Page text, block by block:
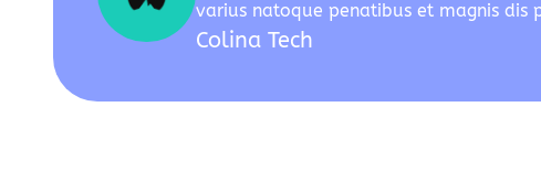
varius natoque penatibus et magnis dis
Colina Tech